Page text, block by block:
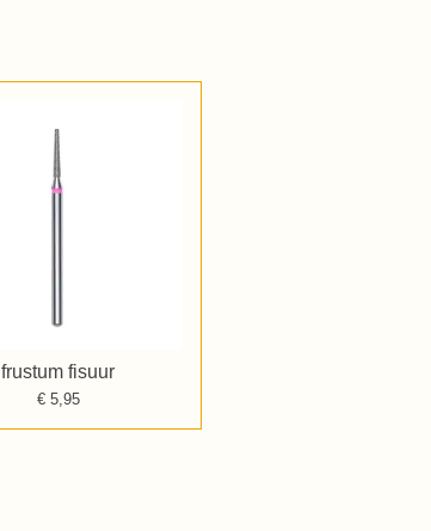
frustum fisuur
€ 5,95